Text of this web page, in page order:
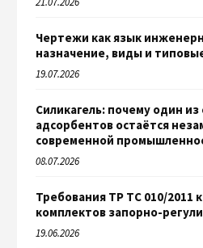
Чертежи как язык
назначение, виды и
19.07.2026
Силикагель: почему один
адсорбентов остаётся
современной
08.07.2026
Требования ТР ТС 010/2011
комплектов запорно-
19.06.2026